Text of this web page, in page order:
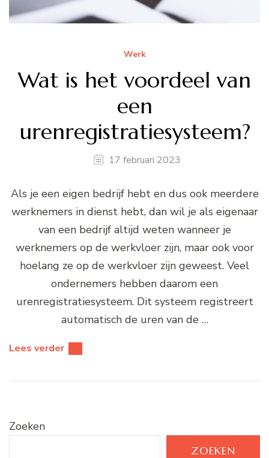
Werk
Wat is het voordeel van
een
urenregistratiesysteem?
17 februari 2023
Als je een eigen bedrijf hebt en dus ook meerdere
werknemers in dienst hebt, dan wil je als eigenaar
van een bedrijf altijd weten wanneer je
werknemers op de werkvloer zijn, maar ook voor
hoelang ze op de werkvloer zijn geweest. Veel
ondernemers hebben daarom een
urenregistratiesysteem. Dit systeem registreert
automatisch de uren van de …
Lees verder
Zoeken
ZOEKEN